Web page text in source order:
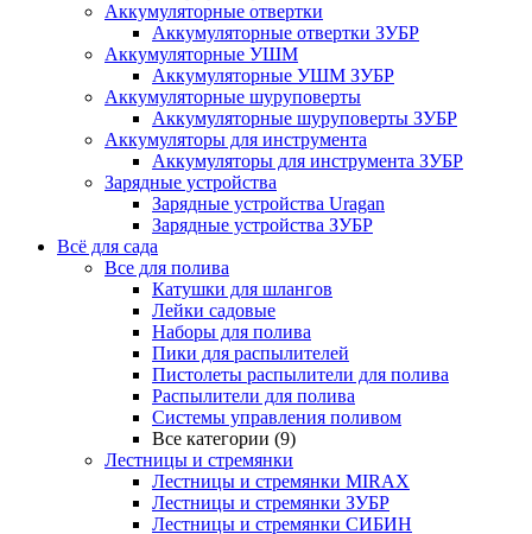
Аккумуляторные отвертки
Аккумуляторные отвертки ЗУБР
Аккумуляторные УШМ
Аккумуляторные УШМ ЗУБР
Аккумуляторные шуруповерты
Аккумуляторные шуруповерты ЗУБР
Аккумуляторы для инструмента
Аккумуляторы для инструмента ЗУБР
Зарядные устройства
Зарядные устройства Uragan
Зарядные устройства ЗУБР
Всё для сада
Все для полива
Катушки для шлангов
Лейки садовые
Наборы для полива
Пики для распылителей
Пистолеты распылители для полива
Распылители для полива
Системы управления поливом
Все категории (9)
Лестницы и стремянки
Лестницы и стремянки MIRAX
Лестницы и стремянки ЗУБР
Лестницы и стремянки СИБИН